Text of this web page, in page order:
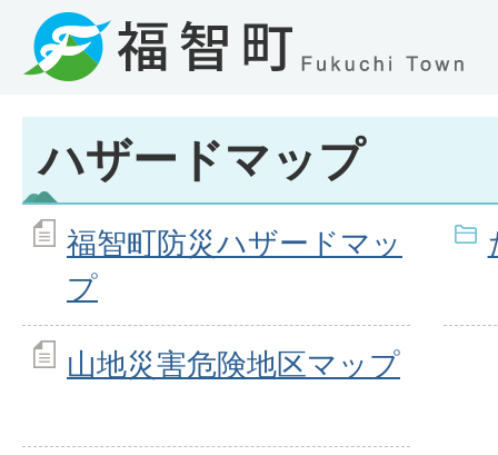
ハザードマップ
福智町防災ハザードマッ
プ
山地災害危険地区マップ